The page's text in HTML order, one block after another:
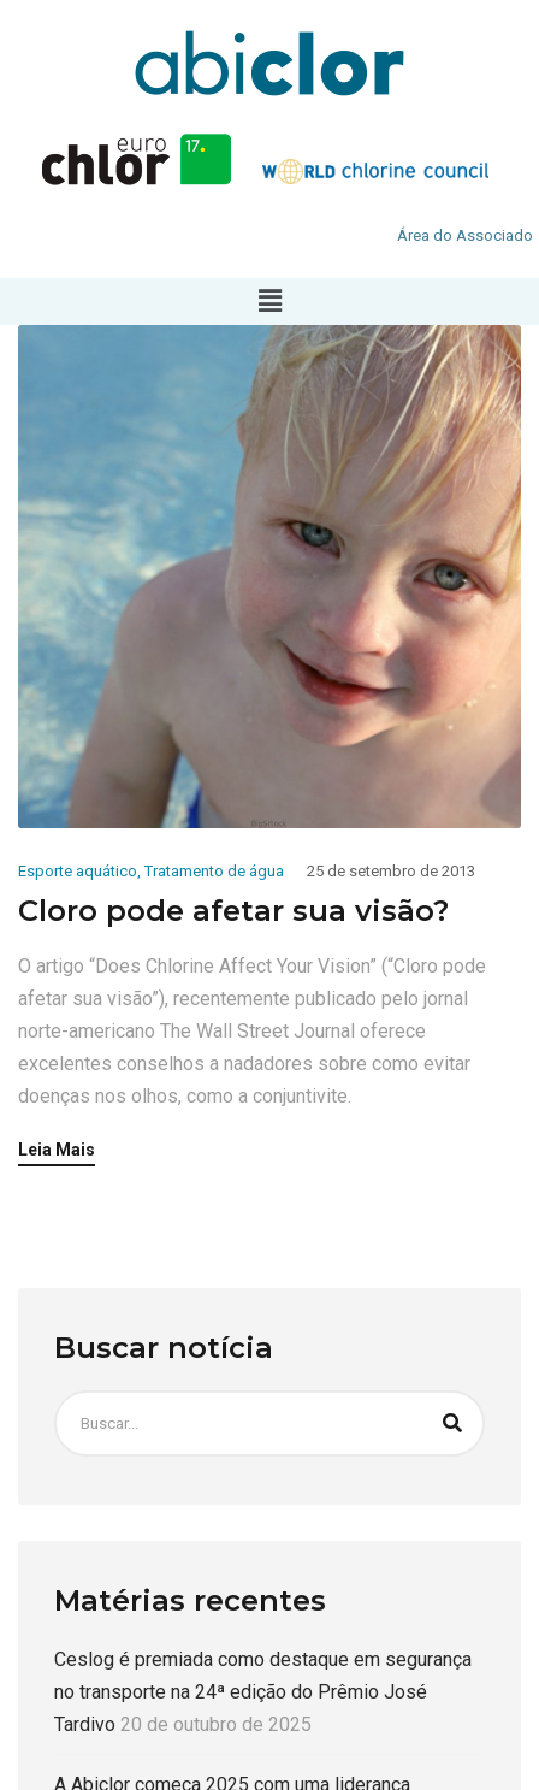
Área do Associado
Esporte aquático,Tratamento de água 25 de setembro de 2013
Cloro pode afetar sua visão?
O artigo “Does Chlorine Affect Your Vision” (“Cloro pode
afetar sua visão”), recentemente publicado pelo jornal
norte-americano The Wall Street Journal oferece
excelentes conselhos a nadadores sobre como evitar
doenças nos olhos, como a conjuntivite.
Leia Mais
Buscar notícia
Matérias recentes
Ceslog é premiada como destaque em segurança
no transporte na 24ª edição do Prêmio José
Tardivo 20 de outubro de 2025
A Abiclor começa 2025 com uma liderança